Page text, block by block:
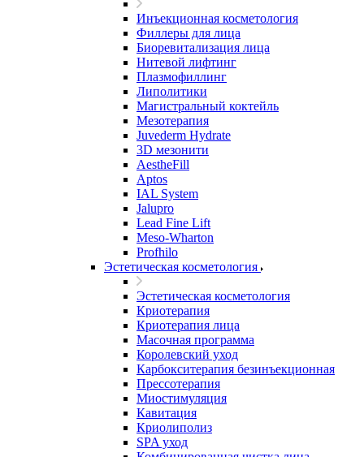
Инъекционная косметология
Филлеры для лица
Биоревитализация лица
Нитевой лифтинг
Плазмофиллинг
Липолитики
Магистральный коктейль
Мезотерапия
Juvederm Hydrate
3D мезонити
AestheFill
Aptos
IAL System
Jalupro
Lead Fine Lift
Meso-Wharton
Profhilo
Эстетическая косметология
Эстетическая косметология
Криотерапия
Криотерапия лица
Масочная программа
Королевский уход
Карбокситерапия безинъекционная
Прессотерапия
Миостимуляция
Кавитация
Криолиполиз
SPA уход